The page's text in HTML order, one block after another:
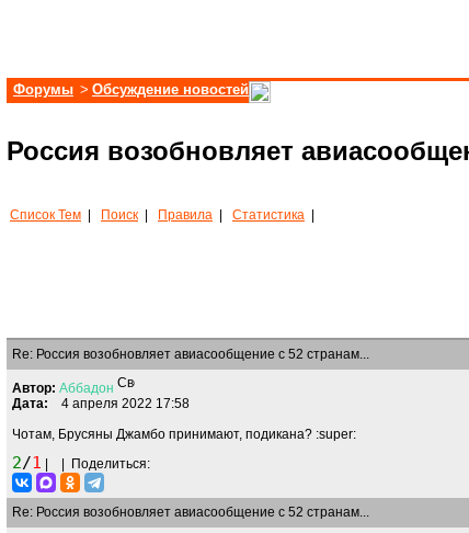
Форумы > Обсуждение новостей
Россия возобновляет
Список Тем Поиск Правила Статистика
Re: Россия возобновляет авиасообщение с 52 странам...
Автор: Аббадон
Дата: 4 апреля 2022 17:58
Чотам, Брусяны Джамбо принимают, подикана? :super:
2/1 Поделиться:
Re: Россия возобновляет авиасообщение с 52 странам...